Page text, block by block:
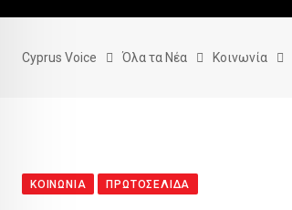
Cyprus Voice Όλα τα Νέα Κοινωνία
ΚΟΙΝΩΝΊΑ ΠΡΩΤΟΣΈΛΙΔΑ